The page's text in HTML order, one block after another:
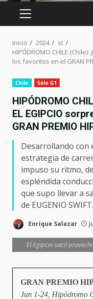
MENÚ
Inicio 2024
st
HIPÓDROMO CHILE
los favoritos en el GRAN
Chile Sólo G1
HIPÓDROMO
EL EGIPCIO
GRAN PREMIO
Desarrollando con
estrategia de
impuso su ritmo,
espléndida
que supo llevar a
de EUGENIO SWIFT.
Enrique Salazar
El Egipcio sacó
GRAN PREMIO
Jun 1-24, Hipódromo